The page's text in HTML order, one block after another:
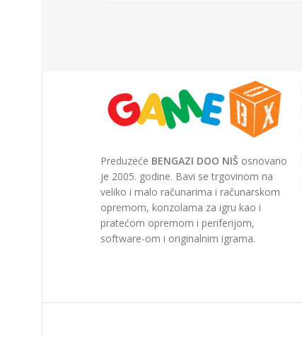
Preduzeće BENGAZI DOO NIŠ osnovano
je 2005. godine. Bavi se trgovinom na
veliko i malo računarima i računarskom
opremom, konzolama za igru kao i
pratećom opremom i periferijom,
software-om i originalnim igrama.